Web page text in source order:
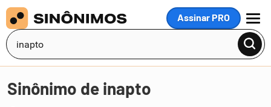
Assinar PRO
MENU
Sinônimo de inapto